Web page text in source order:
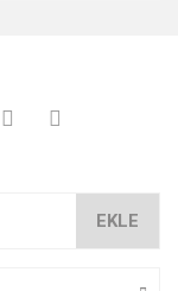
EKLE